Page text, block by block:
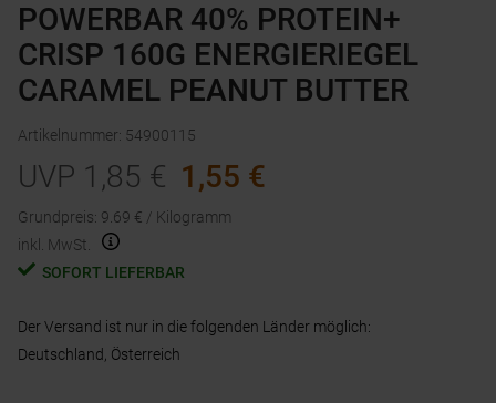
POWERBAR 40% PROTEIN+
CRISP 160G ENERGIERIEGEL
CARAMEL PEANUT BUTTER
Artikelnummer: 54900115
UVP 1,85 € 1,55 €
Grundpreis: 9.69 € / Kilogramm
inkl. MwSt.
SOFORT LIEFERBAR
Der Versand ist nur in die folgenden Länder möglich:
Deutschland, Österreich